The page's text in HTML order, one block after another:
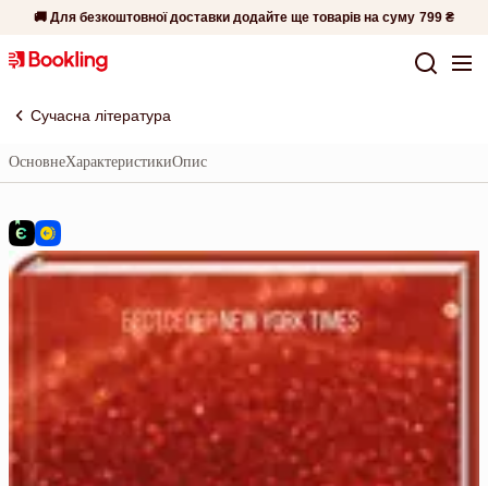
🚚 Для безкоштовної доставки додайте ще товарів на суму 799 ₴
Сучасна література
ОсновнеХарактеристикиОпис